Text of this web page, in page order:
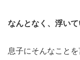
なんとなく、浮いて
息子にそんなこと